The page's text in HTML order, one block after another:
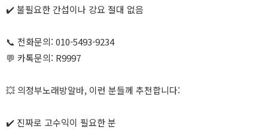
✔️ 불필요한 간섭이나 강요 절대 없음
📞 전화문의: 010-5493-9234
💬 카톡문의: R9997
💥 의정부노래방알바, 이런 분들께 추천합니다:
✔️ 진짜로 고수익이 필요한 분